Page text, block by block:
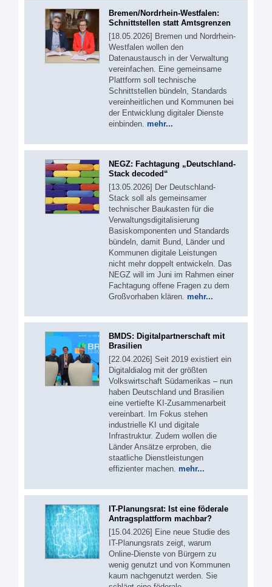
Bremen/Nordrhein-Westfalen:
Schnittstellen statt Amtsgrenzen
[18.05.2026] Bremen und Nordrhein-
Westfalen wollen den
Datenaustausch in der Verwaltung
vereinfachen. Eine gemeinsame
Plattform soll technische
Schnittstellen bündeln, Standards
vereinheitlichen und Kommunen bei
der Entwicklung digitaler Dienste
einbinden. mehr...
NEGZ: Fachtagung „Deutschland-
Stack decoded“
[13.05.2026] Der Deutschland-
Stack soll als gemeinsamer
technischer Baukasten für die
Verwaltungsdigitalisierung
Basiskomponenten und Standards
bündeln, damit Bund, Länder und
Kommunen digitale Leistungen
nicht mehr doppelt entwickeln. Das
NEGZ will im Juni im Rahmen einer
Fachtagung offene Fragen zu dem
Großvorhaben klären. mehr...
BMDS: Digitalpartnerschaft mit
Brasilien
[22.04.2026] Seit 2019 existiert ein
Digitaldialog mit der größten
Volkswirtschaft Südamerikas – nun
haben Deutschland und Brasilien
eine vertiefte KI-Zusammenarbeit
vereinbart. Im Fokus stehen
industrielle KI und digitale
Infrastruktur. Zudem wollen die
Länder Ansätze erproben, die
staatliche Dienstleistungen
effizienter machen. mehr...
IT-Planungsrat: Ist eine föderale
Antragsplattform machbar?
[15.04.2026] Eine neue Studie des
IT-Planungsrats zeigt, warum
Online-Dienste von Bürgern zu
wenig genutzt und von Kommunen
kaum nachgenutzt werden. Sie